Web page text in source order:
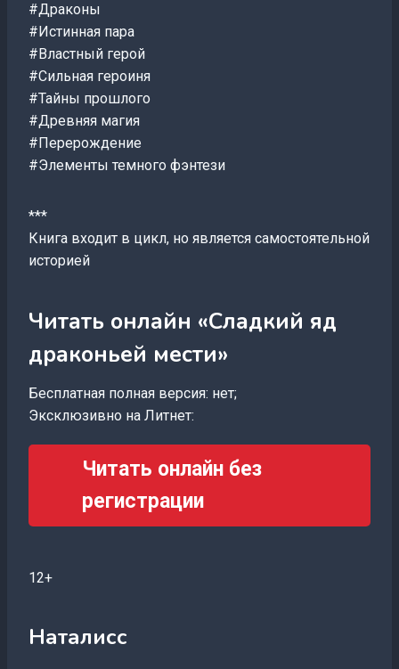
#Драконы
#Истинная пара
#Властный герой
#Сильная героиня
#Тайны прошлого
#Древняя магия
#Перерождение
#Элементы темного фэнтези
***
Книга входит в цикл, но является самостоятельной
историей
Читать онлайн «Сладкий яд
драконьей мести»
Бесплатная полная версия: нет;
Эксклюзивно на Литнет:
Читать онлайн без
регистрации
12+
Наталисс